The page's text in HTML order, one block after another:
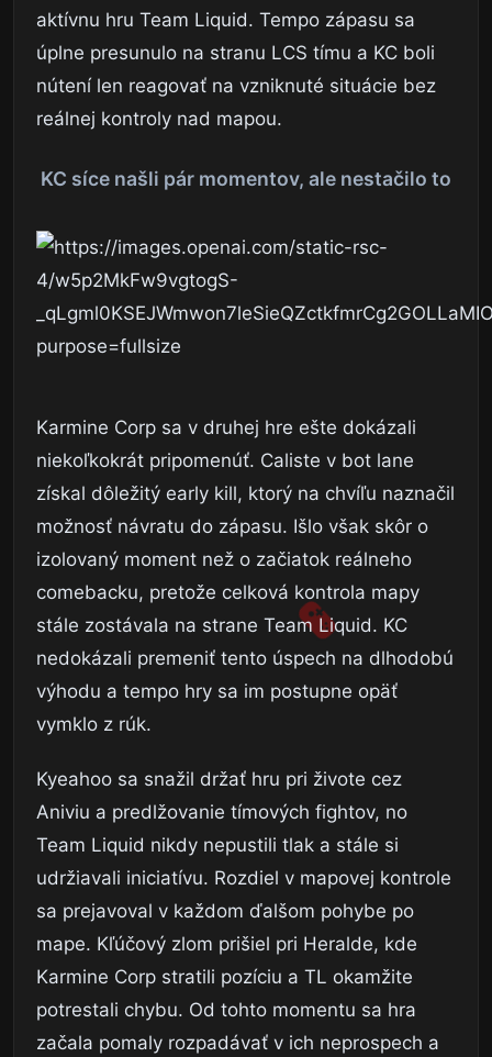
aktívnu hru Team Liquid. Tempo zápasu sa
úplne presunulo na stranu LCS tímu a KC boli
nútení len reagovať na vzniknuté situácie bez
reálnej kontroly nad mapou.
KC síce našli pár momentov, ale nestačilo to
Karmine Corp sa v druhej hre ešte dokázali
niekoľkokrát pripomenúť. Caliste v bot lane
získal dôležitý early kill, ktorý na chvíľu naznačil
možnosť návratu do zápasu. Išlo však skôr o
izolovaný moment než o začiatok reálneho
comebacku, pretože celková kontrola mapy
stále zostávala na strane Team Liquid. KC
nedokázali premeniť tento úspech na dlhodobú
výhodu a tempo hry sa im postupne opäť
vymklo z rúk.
Kyeahoo sa snažil držať hru pri živote cez
Aniviu a predlžovanie tímových fightov, no
Team Liquid nikdy nepustili tlak a stále si
udržiavali iniciatívu. Rozdiel v mapovej kontrole
sa prejavoval v každom ďalšom pohybe po
mape. Kľúčový zlom prišiel pri Heralde, kde
Karmine Corp stratili pozíciu a TL okamžite
potrestali chybu. Od tohto momentu sa hra
začala pomaly rozpadávať v ich neprospech a